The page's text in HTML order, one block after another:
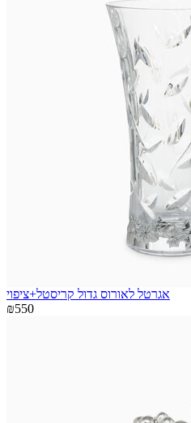
אגרטל לאורוס גדול קריסטל+ציפוי
₪550